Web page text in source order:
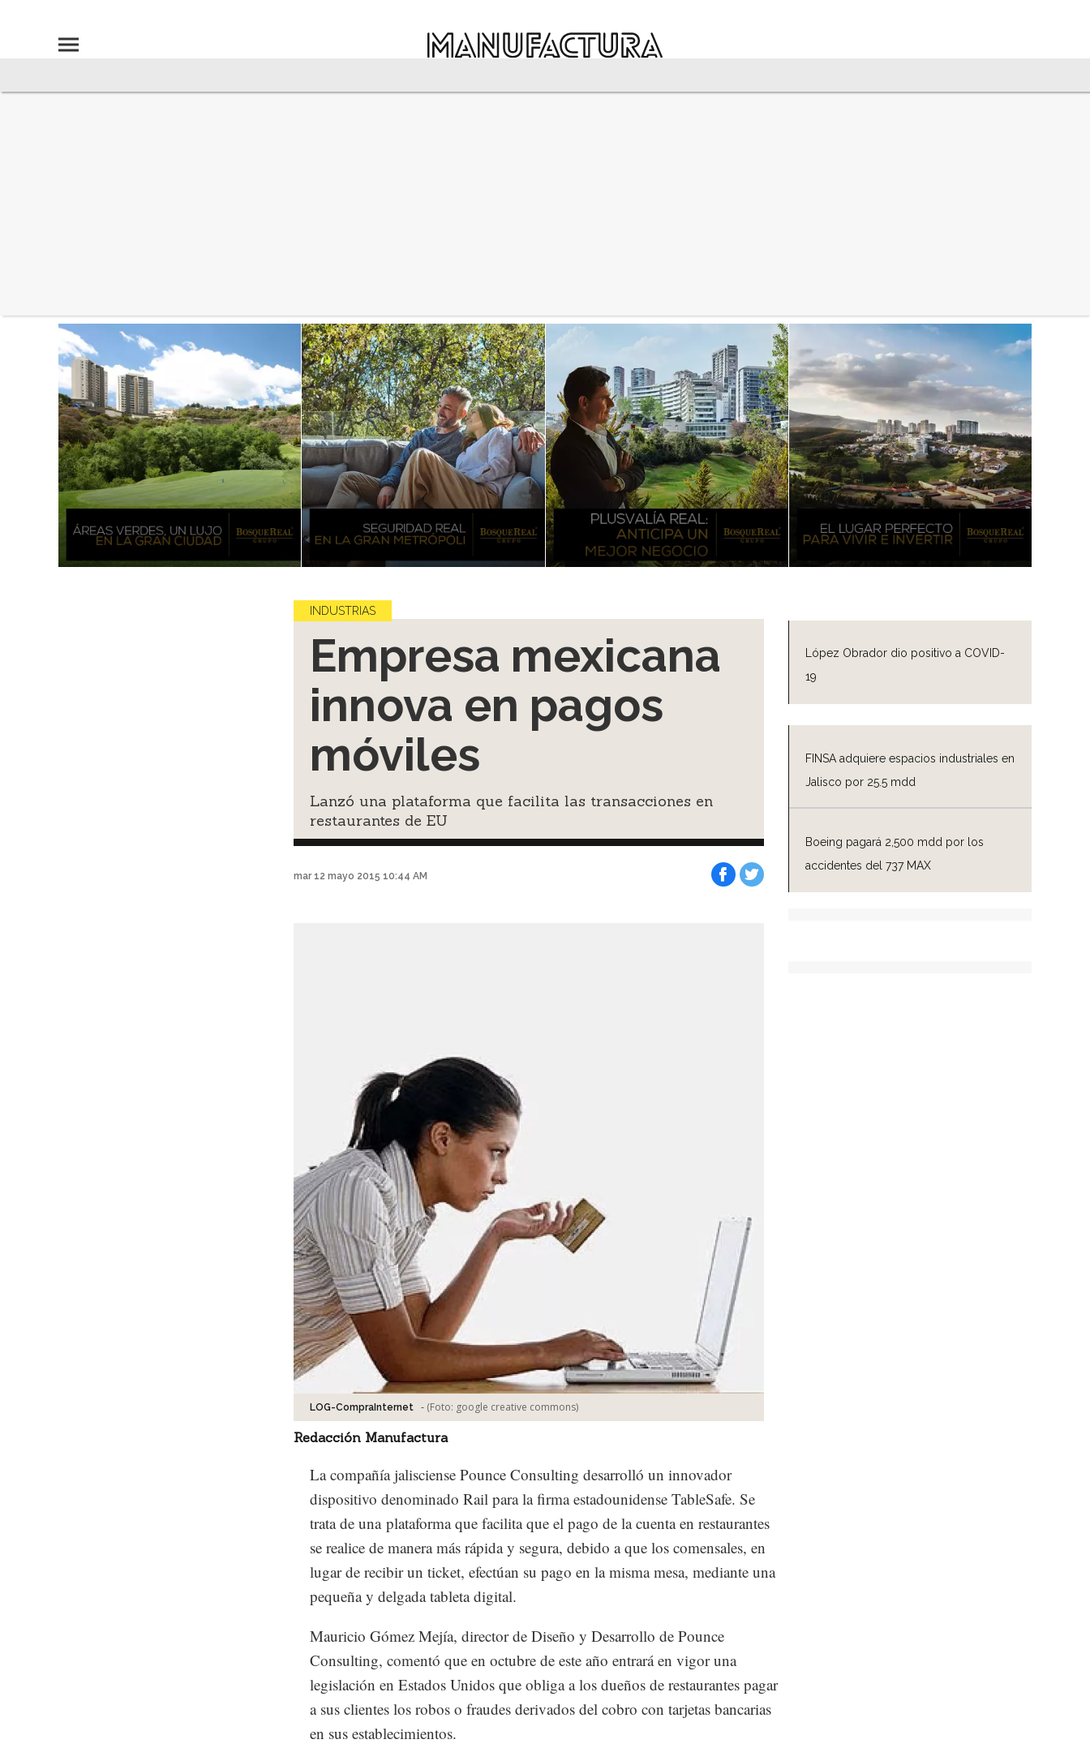
López Obrador dio positivo a COVID-
19
FINSA adquiere espacios industriales en
Jalisco por 25.5 mdd
Boeing pagará 2,500 mdd por los
accidentes del 737 MAX
INDUSTRIAS
Empresa mexicana
innova en pagos
móviles
Lanzó una plataforma que facilita las transacciones en
restaurantes de EU
mar 12 mayo 2015 10:44 AM
LOG-CompraInternet - (Foto: google creative commons)
Redacción Manufactura
La compañía jalisciense Pounce Consulting desarrolló un innovador
dispositivo denominado Rail para la firma estadounidense TableSafe. Se
trata de una plataforma que facilita que el pago de la cuenta en restaurantes
se realice de manera más rápida y segura, debido a que los comensales, en
lugar de recibir un ticket, efectúan su pago en la misma mesa, mediante una
pequeña y delgada tableta digital.
Mauricio Gómez Mejía, director de Diseño y Desarrollo de Pounce
Consulting, comentó que en octubre de este año entrará en vigor una
legislación en Estados Unidos que obliga a los dueños de restaurantes pagar
a sus clientes los robos o fraudes derivados del cobro con tarjetas bancarias
en sus establecimientos.